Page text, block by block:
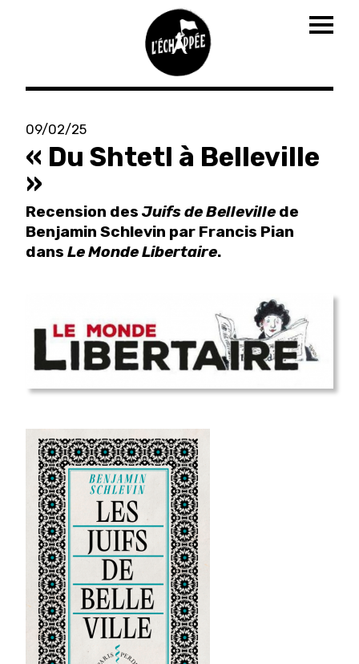
Aller
contenu
principal
09/02/25
« Du Shtetl à Belleville
»
Recension des Juifs de Belleville de
Benjamin Schlevin par Francis Pian
dans Le Monde Libertaire.